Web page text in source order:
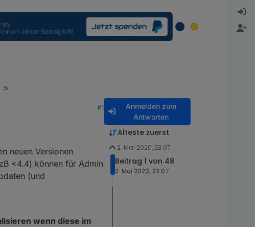
#1
neuen Versionen
<4.4) können für Admin
(und
wenn diese im
Anmelden zum
Antworten
Älteste zuerst
2. Mai 2020, 23:07
Beitrag 1 von 48
2. Mai 2020, 23:07